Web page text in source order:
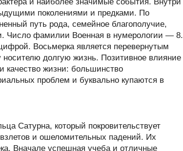
поколениями и предками. По
путь рода, семейное благополучие,
Число фамилии Военная в нумерологии — 8.
Восьмерка является перевернутым
носителю долгую жизнь. Позитивное влияние
качество жизни: большинство
проблем и буквально купаются в
Сатурна, который покровительствует
и ошеломительных падений. Их
Вначале успешная учеба и отличные